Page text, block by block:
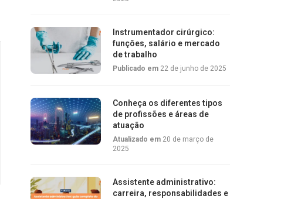
Instrumentador cirúrgico:
funções, salário e mercado
de trabalho
Publicado em 22 de junho de 2025
Conheça os diferentes tipos
de profissões e áreas de
atuação
Atualizado em 20 de março de
2025
Assistente administrativo:
carreira, responsabilidades e